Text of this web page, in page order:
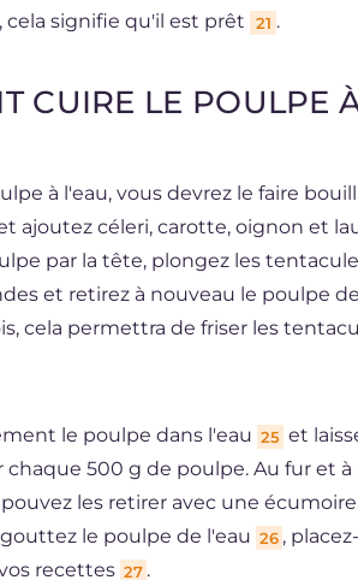
signifie qu'il est prêt
21 .
CUIRE LE POULPE
à l'eau, vous devrez le faire
ajoutez céleri, carotte, oignon et
par la tête, plongez les
et retirez à nouveau le poulpe
cela permettra de friser les
le poulpe dans l'eau 25 et
chaque 500 g de poulpe. Au fur et
les retirer avec une
le poulpe de l'eau 26 ,
recettes 27 .